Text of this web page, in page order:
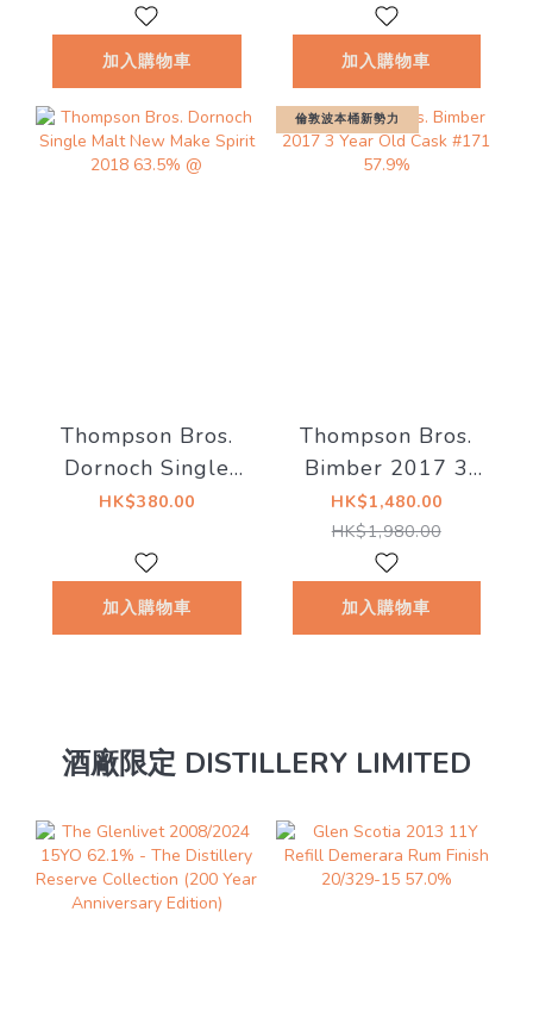
Sherry Butt 49.3%
Thompson Bros.
加入購物車
Spirit 2019 60%
@
加入購物車
Thompson Bros.
Dornoch Single
Malt New Make
@
HK$380.00
加入購物車
倫敦波本桶新勢力
Thompson Bros.
Bimber 2017 3
Year Old Cask
#171 57.9%
HK$1,480.00
HK$1,980.00
加入購物車
酒廠限定 DISTILLERY LIMITED